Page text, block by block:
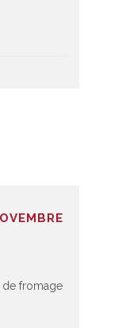
de fromage